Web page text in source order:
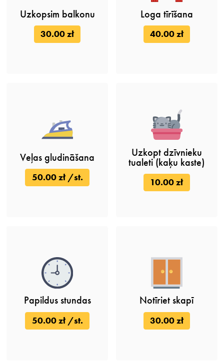
Uzkopsim balkonu
30.00 zł
Loga tīrīšana
40.00 zł
Veļas gludināšana
50.00 zł /st.
Uzkopt dzīvnieku
tualeti (kaķu kaste)
10.00 zł
Papildus stundas
50.00 zł /st.
Notīriet skapī
30.00 zł